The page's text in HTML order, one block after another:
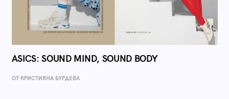
ASICS: SOUND MIND, SOUND BODY
ОТ КРИСТИЯНА БУРДЕВА